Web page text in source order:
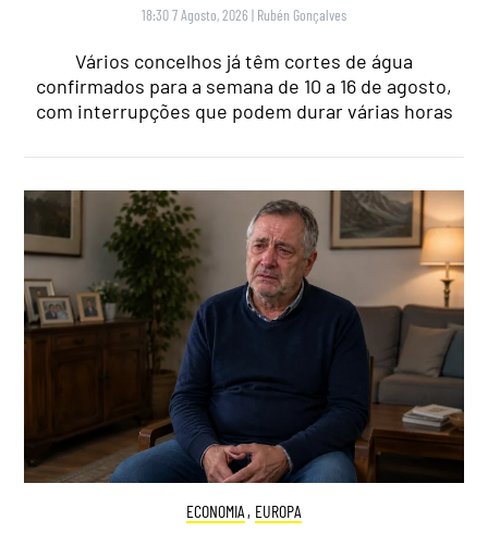
18:30 7 Agosto, 2026 | Rubén Gonçalves
Vários concelhos já têm cortes de água
confirmados para a semana de 10 a 16 de agosto,
com interrupções que podem durar várias horas
ECONOMIA , EUROPA